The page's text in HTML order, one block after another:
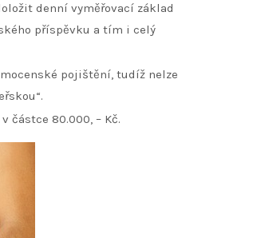
denní vyměřovací základ
příspěvku a tím i celý
pojištění, tudíž nelze
částce 80.000, – Kč.